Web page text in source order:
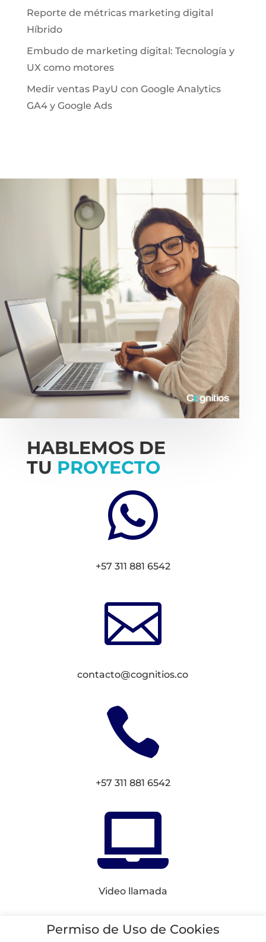
Reporte de métricas marketing digital
Híbrido
Embudo de marketing digital: Tecnología y
UX como motores
Medir ventas PayU con Google Analytics
GA4 y Google Ads
HABLEMOS DE
TU PROYECTO

+57 311 881 6542

contacto@cognitios.co

+57 311 881 6542

Video llamada
Conectemos enRedes
Permiso de Uso de Cookies